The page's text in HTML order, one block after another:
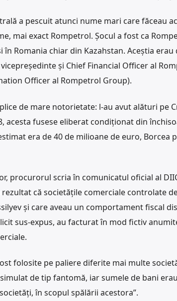
a pescuit atunci nume mari care făceau
mai exact Rompetrol. Șocul a fost ca
în Romania chiar din Kazahstan. Aceștia
și Chief Financial Officer al
Officer al Rompetrol Group).
de mare notorietate: l-au avut alături pe
acesta fusese eliberat condiționat din
era de 40 de milioane de euro, Borcea
procurorul scria în comunicatul oficial al
că societățile comerciale controlate
și care aveau un comportament fiscal
sus-expus, au facturat în mod fictiv
folosite pe paliere diferite mai multe
de tip fantomă, iar sumele de bani
în scopul spălării acestora”.